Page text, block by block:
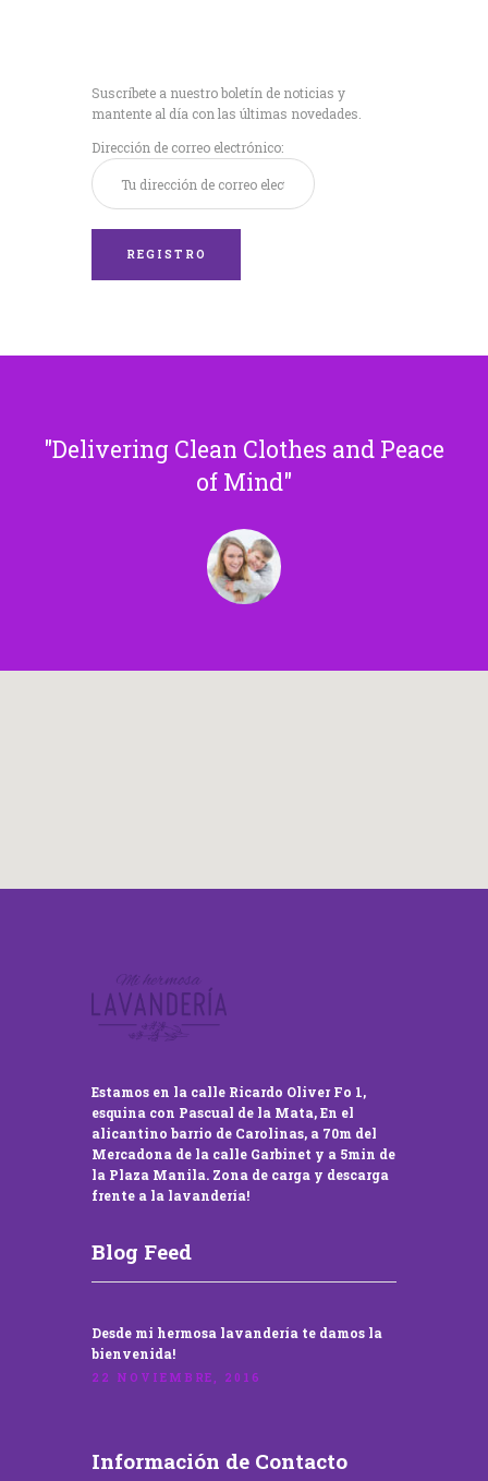
Suscríbete a nuestro boletín de noticias y
mantente al día con las últimas novedades.
Dirección de correo electrónico:
Delivering Clean Clothes and Peace
of Mind
Estamos en la calle Ricardo Oliver Fo 1,
esquina con Pascual de la Mata, En el
alicantino barrio de Carolinas, a 70m del
Mercadona de la calle Garbinet y a 5min de
la Plaza Manila. Zona de carga y descarga
frente a la lavandería!
Blog Feed
Desde mi hermosa lavandería te damos la
bienvenida!
22 NOVIEMBRE, 2016
Información de Contacto